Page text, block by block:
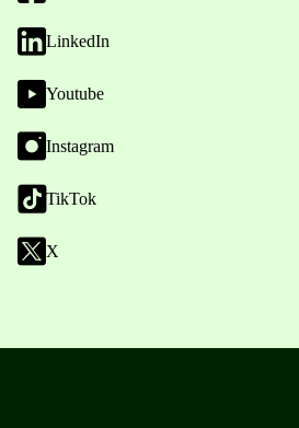
LinkedIn
Youtube
Instagram
TikTok
X